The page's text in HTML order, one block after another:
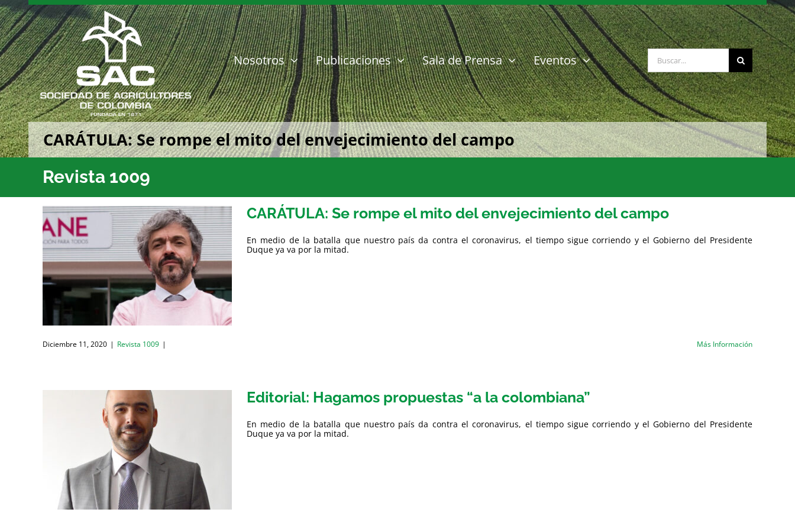
Saltar
al
contenido
Nosotros Publicaciones Sala de Prensa Eventos Buscar:
CARÁTULA: Se rompe el mito del envejecimiento del campo
Revista 1009
CARÁTULA: Se rompe el mito del envejecimiento del campo
En medio de la batalla que nuestro país da contra el coronavirus, el tiempo sigue corriendo y el Gobierno del Presidente
Duque ya va por la mitad.
Diciembre 11, 2020 | Revista 1009 | Más Información
Editorial: Hagamos propuestas “a la colombiana”
En medio de la batalla que nuestro país da contra el coronavirus, el tiempo sigue corriendo y el Gobierno del Presidente
Duque ya va por la mitad.